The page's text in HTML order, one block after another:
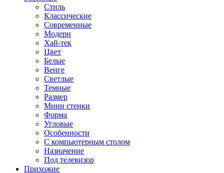
Стиль
Классические
Современные
Модерн
Хай-тек
Цвет
Белые
Венге
Светлые
Темные
Размер
Мини стенки
Форма
Угловые
Особенности
С компьютерным столом
Назначение
Под телевизор
Прихожие